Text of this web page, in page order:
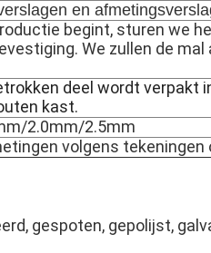
en
begint, sturen we
We zullen de
deel wordt verpakt
kast.
2.0mm/2.5mm
volgens
gespoten, gepolijst,